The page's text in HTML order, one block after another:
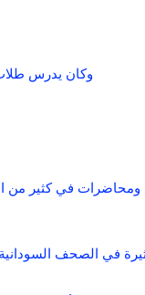
وكان يدرس طلاب
في كثير من
في الصحف السودانية